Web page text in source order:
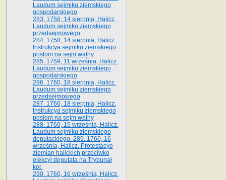
Laudum sejmiku ziemskiego
gospodarskiego
283. 1758, 14 sierpnia, Halicz.
Laudum sejmiku ziemskiego
przedsejmowego
284. 1758, 14 sierpnia, Halicz.
Instrukcya sejmiku ziemskiego
posłom na sejm walny
285. 1759, 11 września, Halicz.
Laudum sejmiku ziemskiego
gospodarskiego
286. 1760, 18 sierpnia, Halicz.
Laudum sejmiku ziemskiego
przedsejmowego
287. 1760, 18 sierpnia, Halicz.
Instrukcya sejmiku ziemskiego
posłom na sejm walny
288. 1760, 15 września, Halicz.
Laudum sejmiku ziemskiego
deputackiego. 289. 1760, 16
września, Halicz. Protestacye
ziemian halickich przeciwko
elekcyi deputata na Trybunał
kor.
290. 1760, 16 września, Halicz.